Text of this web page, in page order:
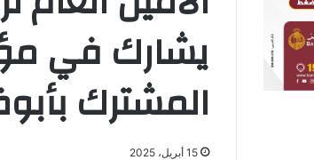
يشارك في
المشترك
15 أبريل، 2025